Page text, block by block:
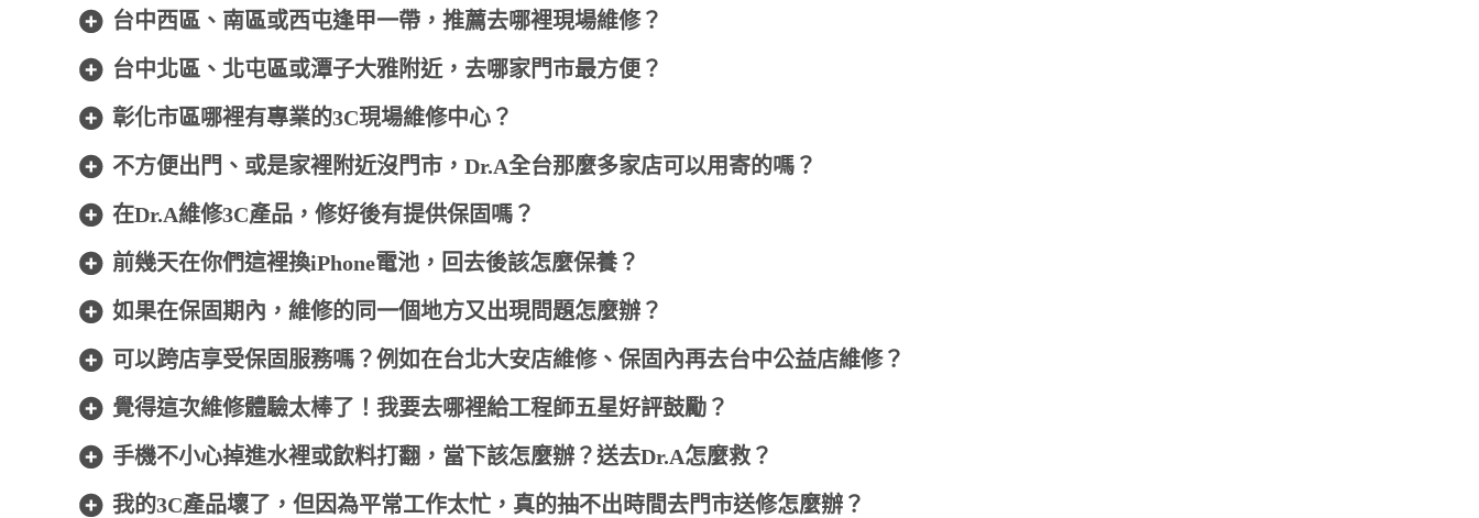
台中西區、南區或西屯逢甲一帶，推薦去哪裡現場維修？
台中北區、北屯區或潭子大雅附近，去哪家門市最方便？
彰化市區哪裡有專業的3C現場維修中心？
不方便出門、或是家裡附近沒門市，Dr.A全台那麼多家店可以用寄的嗎？
在Dr.A維修3C產品，修好後有提供保固嗎？
前幾天在你們這裡換iPhone電池，回去後該怎麼保養？
如果在保固期內，維修的同一個地方又出現問題怎麼辦？
可以跨店享受保固服務嗎？例如在台北大安店維修、保固內再去台中公益店維修？
覺得這次維修體驗太棒了！我要去哪裡給工程師五星好評鼓勵？
手機不小心掉進水裡或飲料打翻，當下該怎麼辦？送去Dr.A怎麼救？
我的3C產品壞了，但因為平常工作太忙，真的抽不出時間去門市送修怎麼辦？